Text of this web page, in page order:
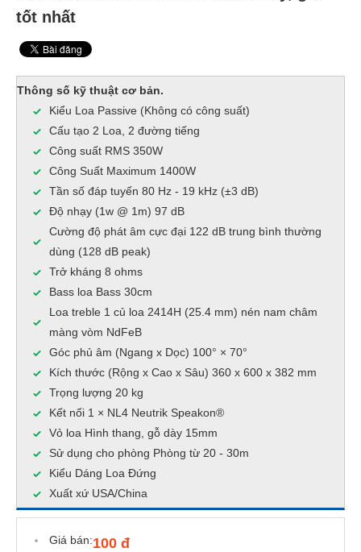
tốt nhất
Thông số kỹ thuật cơ bản.
Kiểu Loa Passive (Không có công suất)
Cấu tạo 2 Loa, 2 đường tiếng
Công suất RMS 350W
Công Suất Maximum 1400W
Tần số đáp tuyến 80 Hz - 19 kHz (±3 dB)
Độ nhạy (1w @ 1m) 97 dB
Cường độ phát âm cực đại 122 dB trung bình thường
dùng (128 dB peak)
Trở kháng 8 ohms
Bass loa Bass 30cm
Loa treble 1 củ loa 2414H (25.4 mm) nén nam châm
màng vòm NdFeB
Góc phủ âm (Ngang x Dọc) 100° × 70°
Kích thước (Rộng x Cao x Sâu) 360 x 600 x 382 mm
Trọng lượng 20 kg
Kết nối 1 × NL4 Neutrik Speakon®
Vỏ loa Hình thang, gỗ dày 15mm
Sử dụng cho phòng Phòng từ 20 - 30m
Kiểu Dáng Loa Đứng
Xuất xứ USA/China
Giá bán:100 đ